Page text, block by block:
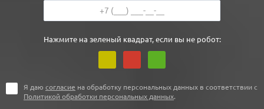
Нажмите на зеленый квадрат, если вы не робот:
Я даю согласие на обработку персональных данных в соответствии с
Политикой обработки персональных данных.